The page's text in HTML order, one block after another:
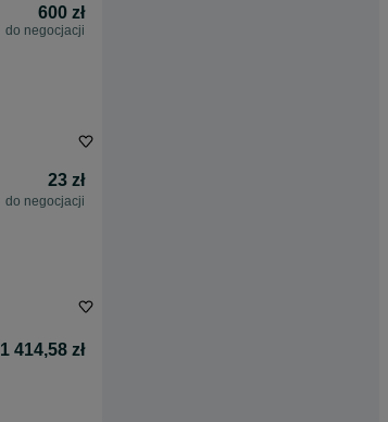
600 zł
do negocjacji
23 zł
do negocjacji
1 414,58 zł